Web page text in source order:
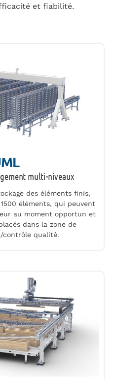
et fiabilité.
multi-niveaux
des éléments finis,
éléments, qui peuvent
au moment opportun et
dans la zone de
contrôle qualité.